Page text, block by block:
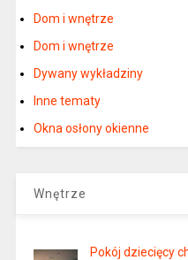
Dom i wnętrze
Dom i wnętrze
Dywany wykładziny
Inne tematy
Okna osłony okienne
Wnętrze
Pokój dziecięcy